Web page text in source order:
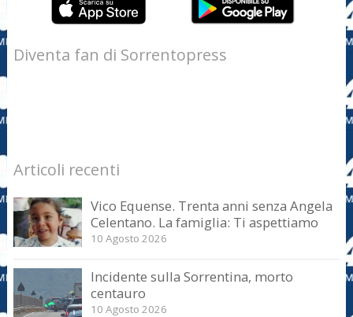
Diventa fan di Sorrentopress
Articoli recenti
Vico Equense. Trenta anni senza Angela
Celentano. La famiglia: Ti aspettiamo
10 Agosto 2026
Incidente sulla Sorrentina, morto
centauro
10 Agosto 2026